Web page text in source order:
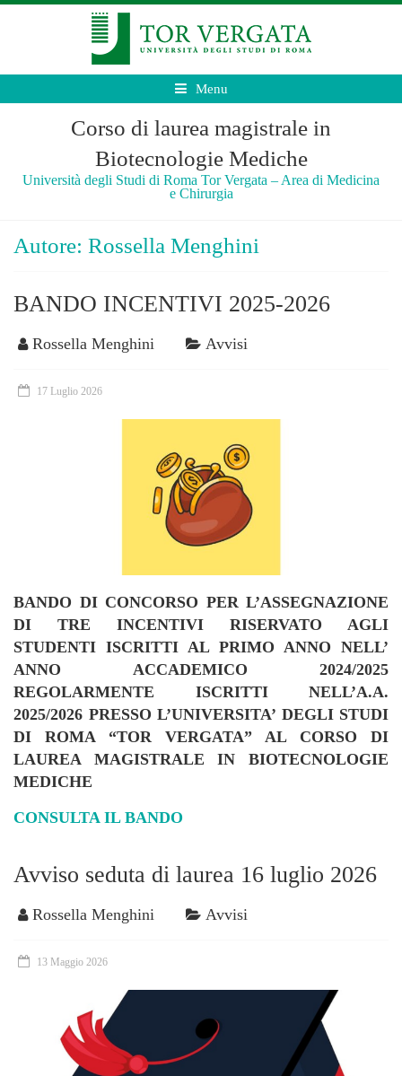
Menu
Corso di laurea magistrale in
Biotecnologie Mediche
Università degli Studi di Roma Tor Vergata – Area di Medicina
e Chirurgia
Autore: Rossella Menghini
BANDO INCENTIVI 2025-2026
Rossella Menghini Avvisi
17 Luglio 2026
BANDO DI CONCORSO PER L’ASSEGNAZIONE
DI TRE INCENTIVI RISERVATO AGLI
STUDENTI ISCRITTI AL PRIMO ANNO NELL’
ANNO ACCADEMICO 2024/2025
REGOLARMENTE ISCRITTI NELL’A.A.
2025/2026 PRESSO L’UNIVERSITA’ DEGLI STUDI
DI ROMA “TOR VERGATA” AL CORSO DI
LAUREA MAGISTRALE IN BIOTECNOLOGIE
MEDICHE
CONSULTA IL BANDO
Avviso seduta di laurea 16 luglio 2026
Rossella Menghini Avvisi
13 Maggio 2026